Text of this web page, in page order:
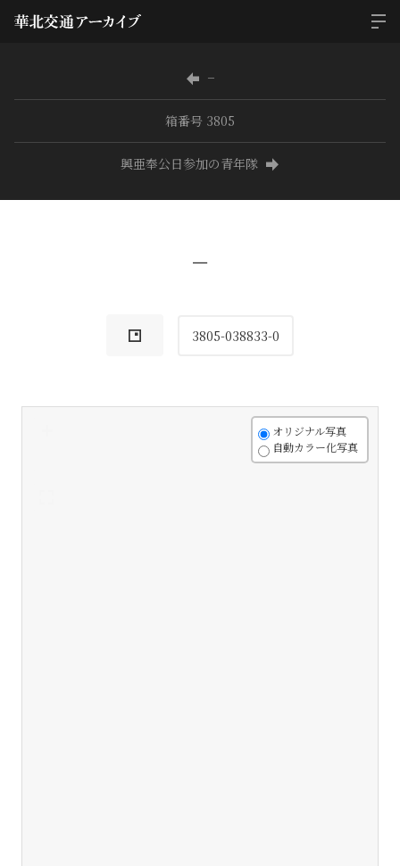
−
箱番号 3805
興亜奉公日参加の青年隊
−
3805-038833-0
オリジナル写真
自動カラー化写真